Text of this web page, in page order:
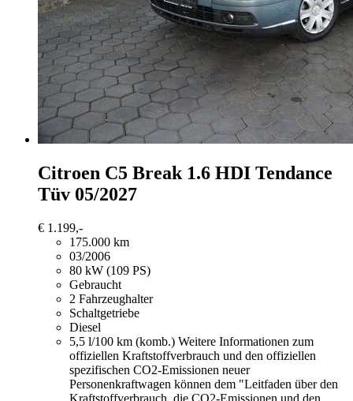
Citroen C5 Break 1.6 HDI Tendance
Tüv 05/2027
€ 1.199,-
175.000 km
03/2006
80 kW (109 PS)
Gebraucht
2 Fahrzeughalter
Schaltgetriebe
Diesel
5,5 l/100 km (komb.) Weitere Informationen zum
offiziellen Kraftstoffverbrauch und den offiziellen
spezifischen CO2-Emissionen neuer
Personenkraftwagen können dem "Leitfaden über den
Kraftstoffverbrauch, die CO2-Emissionen und den